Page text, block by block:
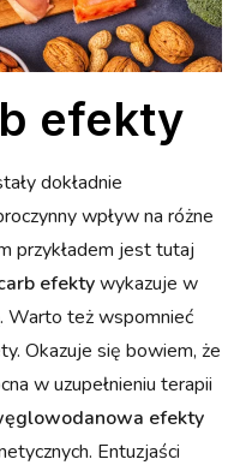
efekty
dokładnie
wpływ na różne
przykładem jest tutaj
efektywykazuje w
Warto też wspomnieć
Okazuje się bowiem, że
w uzupełnieniu terapii
efekty
Entuzjaści